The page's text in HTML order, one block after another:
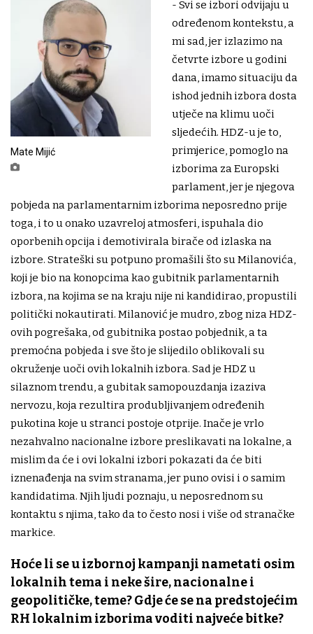
Mate Mijić
- Svi se izbori odvijaju u
određenom kontekstu, a
mi sad, jer izlazimo na
četvrte izbore u godini
dana, imamo situaciju da
ishod jednih izbora dosta
utječe na klimu uoči
sljedećih. HDZ-u je to,
primjerice, pomoglo na
izborima za Europski
parlament, jer je njegova
pobjeda na parlamentarnim izborima neposredno prije
toga, i to u onako uzavreloj atmosferi, ispuhala dio
oporbenih opcija i demotivirala birače od izlaska na
izbore. Strateški su potpuno promašili što su Milanovića,
koji je bio na konopcima kao gubitnik parlamentarnih
izbora, na kojima se na kraju nije ni kandidirao, propustili
politički nokautirati. Milanović je mudro, zbog niza HDZ-
ovih pogrešaka, od gubitnika postao pobjednik, a ta
premoćna pobjeda i sve što je slijedilo oblikovali su
okruženje uoči ovih lokalnih izbora. Sad je HDZ u
silaznom trendu, a gubitak samopouzdanja izaziva
nervozu, koja rezultira produbljivanjem određenih
pukotina koje u stranci postoje otprije. Inače je vrlo
nezahvalno nacionalne izbore preslikavati na lokalne, a
mislim da će i ovi lokalni izbori pokazati da će biti
iznenađenja na svim stranama, jer puno ovisi i o samim
kandidatima. Njih ljudi poznaju, u neposrednom su
kontaktu s njima, tako da to često nosi i više od stranačke
markice.
Hoće li se u izbornoj kampanji nametati osim
lokalnih tema i neke šire, nacionalne i
geopolitičke, teme? Gdje će se na predstojećim
RH lokalnim izborima voditi najveće bitke?